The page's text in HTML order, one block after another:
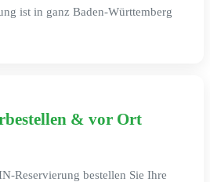
ist in ganz Baden-Württemberg
& vor Ort
Reservierung bestellen Sie Ihre